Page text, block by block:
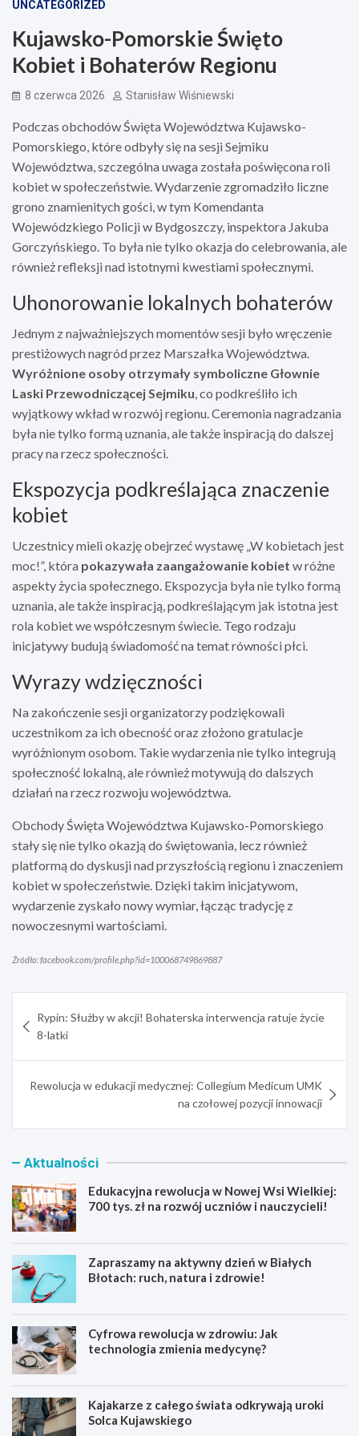
UNCATEGORIZED
Kujawsko-Pomorskie Święto
Kobiet i Bohaterów Regionu
8 czerwca 2026 Stanisław Wiśniewski
Podczas obchodów Święta Województwa Kujawsko-
Pomorskiego, które odbyły się na sesji Sejmiku
Województwa, szczególna uwaga została poświęcona roli
kobiet w społeczeństwie. Wydarzenie zgromadziło liczne
grono znamienitych gości, w tym Komendanta
Wojewódzkiego Policji w Bydgoszczy, inspektora Jakuba
Gorczyńskiego. To była nie tylko okazja do celebrowania, ale
również refleksji nad istotnymi kwestiami społecznymi.
Uhonorowanie lokalnych bohaterów
Jednym z najważniejszych momentów sesji było wręczenie
prestiżowych nagród przez Marszałka Województwa.
Wyróżnione osoby otrzymały symboliczne Głownie
Laski Przewodniczącej Sejmiku , co podkreśliło ich
wyjątkowy wkład w rozwój regionu. Ceremonia nagradzania
była nie tylko formą uznania, ale także inspiracją do dalszej
pracy na rzecz społeczności.
Ekspozycja podkreślająca znaczenie
kobiet
Uczestnicy mieli okazję obejrzeć wystawę „W kobietach jest
moc!”, która pokazywała zaangażowanie kobiet w różne
aspekty życia społecznego. Ekspozycja była nie tylko formą
uznania, ale także inspiracją, podkreślającym jak istotna jest
rola kobiet we współczesnym świecie. Tego rodzaju
inicjatywy budują świadomość na temat równości płci.
Wyrazy wdzięczności
Na zakończenie sesji organizatorzy podziękowali
uczestnikom za ich obecność oraz złożono gratulacje
wyróżnionym osobom. Takie wydarzenia nie tylko integrują
społeczność lokalną, ale również motywują do dalszych
działań na rzecz rozwoju województwa.
Obchody Święta Województwa Kujawsko-Pomorskiego
stały się nie tylko okazją do świętowania, lecz również
platformą do dyskusji nad przyszłością regionu i znaczeniem
kobiet w społeczeństwie. Dzięki takim inicjatywom,
wydarzenie zyskało nowy wymiar, łącząc tradycję z
nowoczesnymi wartościami.
Źródło: facebook.com/profile.php?id=100068749869887
wpisu
Rypin: Służby w akcji! Bohaterska interwencja ratuje życie
8-latki
Rewolucja w edukacji medycznej: Collegium Medicum UMK
na czołowej pozycji innowacji
Aktualności
Edukacyjna rewolucja w Nowej Wsi Wielkiej:
700 tys. zł na rozwój uczniów i nauczycieli!
Zapraszamy na aktywny dzień w Białych
Błotach: ruch, natura i zdrowie!
Cyfrowa rewolucja w zdrowiu: Jak
technologia zmienia medycynę?
Kajakarze z całego świata odkrywają uroki
Solca Kujawskiego